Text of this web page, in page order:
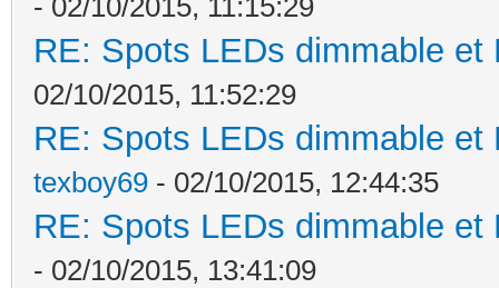
RE: Spots LEDs dimmable
02/10/2015, 11:52:29
RE: Spots LEDs dimmable
texboy69 - 02/10/2015, 12:44:35
RE: Spots LEDs dimmable
- 02/10/2015, 13:41:09